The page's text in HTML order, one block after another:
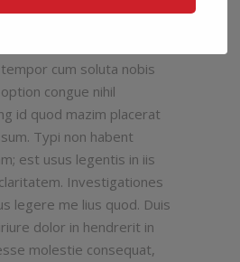
luptatum zril.
cum soluta nobis
congue nihil
id quod mazim placerat
Typi non habent
est usus legentis in iis
Investigationes
legere me lius quod. Duis
dolor in hendrerit in
molestie consequat,